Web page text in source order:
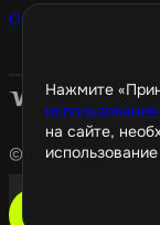
Нажмите
на сайте,
Оптовые покупки
© 2026